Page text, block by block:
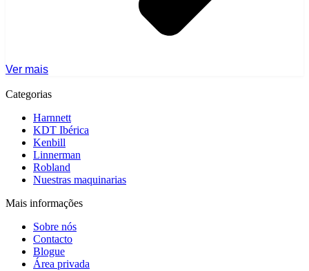
Ver mais
Categorias
Harnnett
KDT Ibérica
Kenbill
Linnerman
Robland
Nuestras maquinarias
Mais informações
Sobre nós
Contacto
Blogue
Área privada